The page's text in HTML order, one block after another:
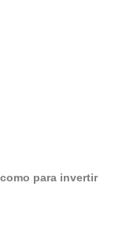
para invertir